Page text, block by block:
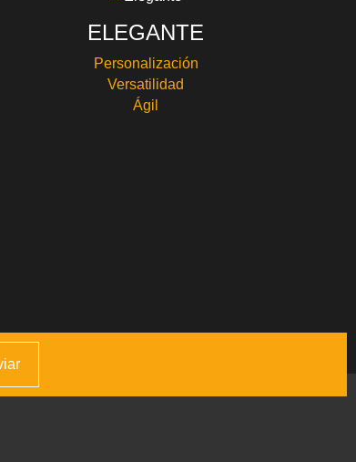
ELEGANTE
Personalización
Versatilidad
Ágil